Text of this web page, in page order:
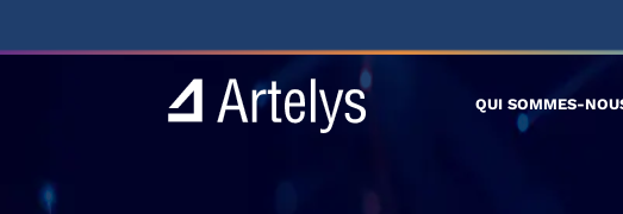
QUI SOMMES-